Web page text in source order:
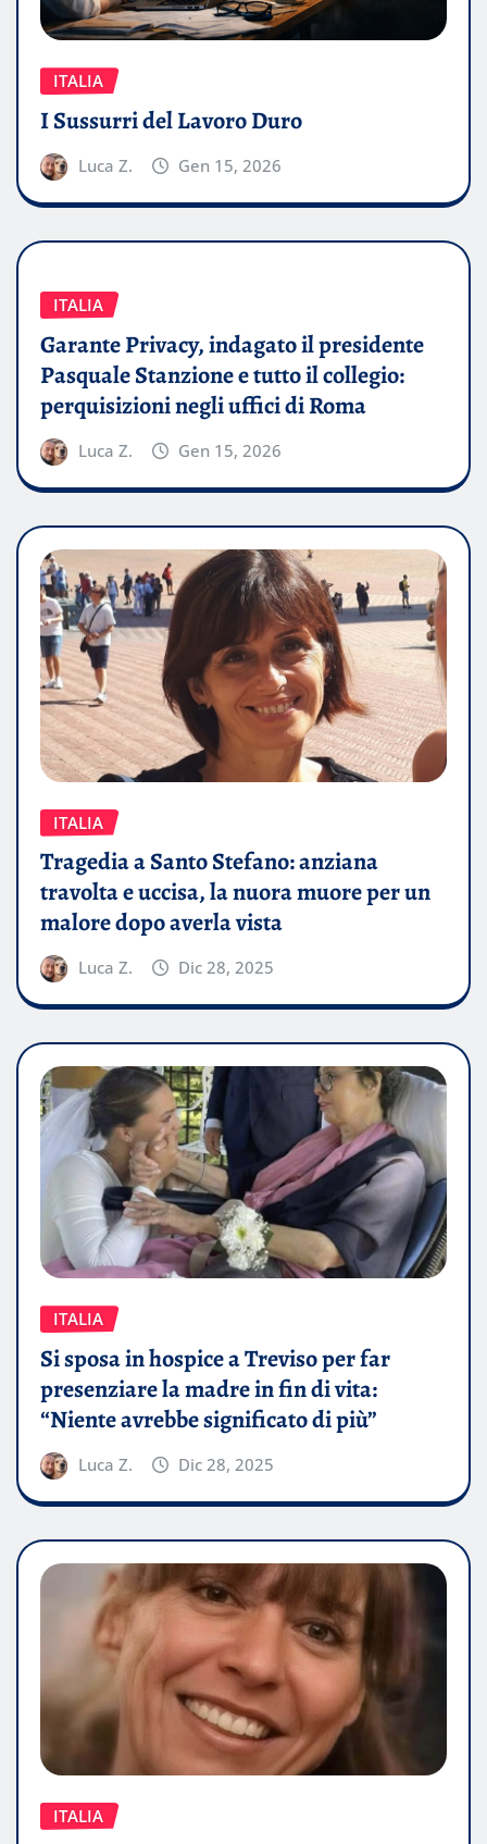
ITALIA
I Sussurri del Lavoro Duro
Luca Z. Gen 15, 2026
ITALIA
Garante Privacy, indagato il presidente
Pasquale Stanzione e tutto il collegio:
perquisizioni negli uffici di Roma
Luca Z. Gen 15, 2026
ITALIA
Tragedia a Santo Stefano: anziana
travolta e uccisa, la nuora muore per un
malore dopo averla vista
Luca Z. Dic 28, 2025
ITALIA
Si sposa in hospice a Treviso per far
presenziare la madre in fin di vita:
“Niente avrebbe significato di più”
Luca Z. Dic 28, 2025
ITALIA